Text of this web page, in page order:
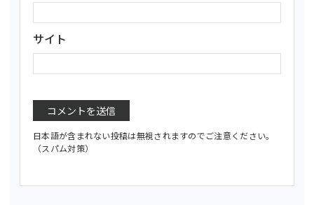
サイト
日本語が含まれない投稿は無視されますのでご注意ください。
（スパム対策）